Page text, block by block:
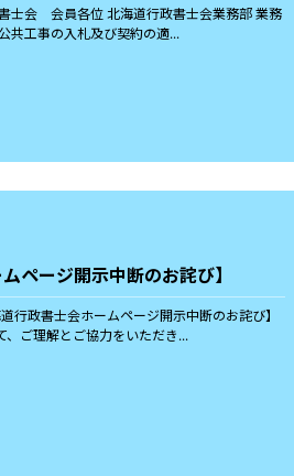
士会 会員各位 北海道行政書士会業務部 業務
工事の入札及び契約の適...
ページ開示中断のお詫び】
行政書士会ホームページ開示中断のお詫び】
ご理解とご協力をいただき...